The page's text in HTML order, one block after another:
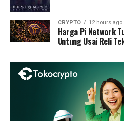
CRYPTO 12 hours ago
Harga Pi Network
Untung Usai Reli